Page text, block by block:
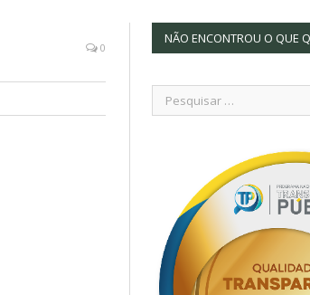
0
NÃO ENCONTROU O QUE